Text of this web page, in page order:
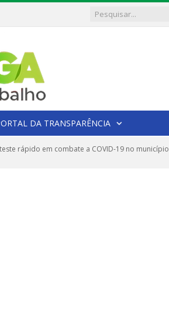
DA TRANSPARÊNCIA
rápido em combate a COVID-19 no município